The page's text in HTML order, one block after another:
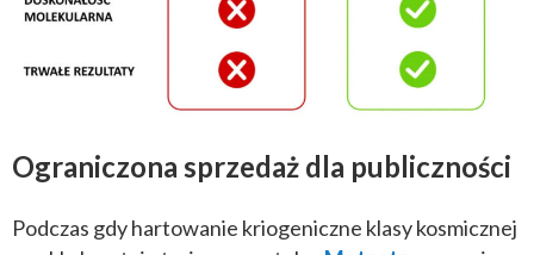
Ograniczona sprzedaż dla publiczności
Podczas gdy hartowanie kriogeniczne klasy kosmicznej